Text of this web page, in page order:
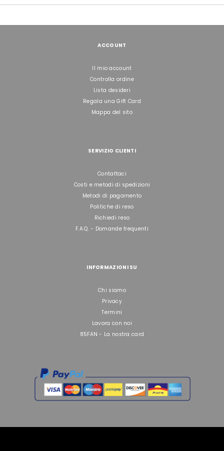
ACCOUNT
Il mio account
Controlla ordine
Lista desideri
Regala una Gift Card
Mappa del sito
SERVIZIO CLIENTI
Contattaci
Costi e metodi di spedizioni
Metodi di pagamento
Politiche di reso
Richiedi reso
F.A.Q. - Domande frequenti
INFORMAZIONI SU
Chi siamo
Privacy
Termini
Lavora con noi
85FAN - La nostra card